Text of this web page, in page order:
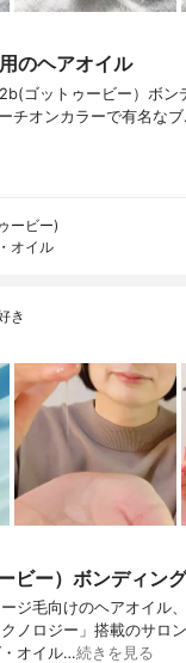
のヘアオイル
ゴットゥービー）⁡ボ
ーチオンカラーで有名な
ービー)
オイル
き
ビー）ボンディン
ジ毛向けのヘアオイル
ノロジー」搭載のサロ
オイル…続きを見る